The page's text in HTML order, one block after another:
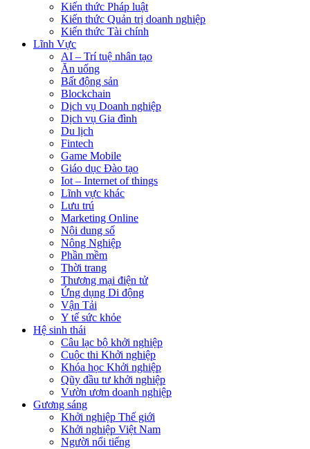
Kiến thức Pháp luật
Kiến thức Quản trị doanh nghiệp
Kiến thức Tài chính
Lĩnh Vực
AI – Trí tuệ nhân tạo
Ăn uống
Bất động sản
Blockchain
Dịch vụ Doanh nghiệp
Dịch vụ Gia đình
Du lịch
Fintech
Game Mobile
Giáo dục Đào tạo
Iot – Internet of things
Lĩnh vực khác
Lưu trú
Marketing Online
Nội dung số
Nông Nghiệp
Phần mềm
Thời trang
Thương mại điện tử
Ứng dụng Di động
Vận Tải
Y tế sức khỏe
Hệ sinh thái
Câu lạc bộ khởi nghiệp
Cuộc thi Khởi nghiệp
Khóa học Khởi nghiệp
Qũy đầu tư khởi nghiệp
Vườn ươm doanh nghiệp
Gương sáng
Khởi nghiệp Thế giới
Khởi nghiệp Việt Nam
Người nổi tiếng